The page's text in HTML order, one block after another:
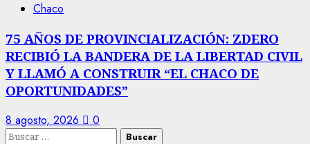
Chaco
75 AÑOS DE PROVINCIALIZACIÓN: ZDERO
RECIBIÓ LA BANDERA DE LA LIBERTAD CIVIL
Y LLAMÓ A CONSTRUIR “EL CHACO DE
OPORTUNIDADES”
8 agosto, 2026
0
Buscar: